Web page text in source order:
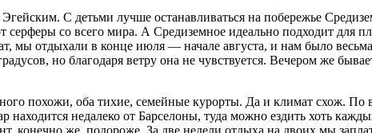
С детьми лучше останавливаться на побережье
со всего мира. А Средиземное идеально подходит для
мы отдыхали в конце июля — начале августа, и нам было
но благодаря ветру она не чувствуется. Вечером же
похожи, оба тихие, семейные курорты. Да и климат схож. По
недалеко от Барселоны, туда можно ездить хоть
конечно же, подороже. За две недели отдыха на двоих мы